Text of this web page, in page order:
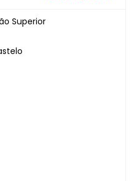
Superior